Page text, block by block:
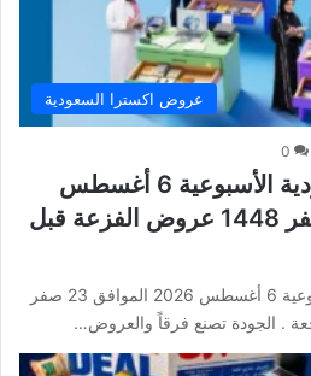
عروض اكسترا السعودية
0
عروض اكسترا السعودية الأسبوعية 6 أغسطس
2026 الموافق 23 صفر 1448 عروض الفزعة قبل
عروض اكسترا السعودية الأسبوعية 6 أغسطس 2026 الموافق 23 صفر